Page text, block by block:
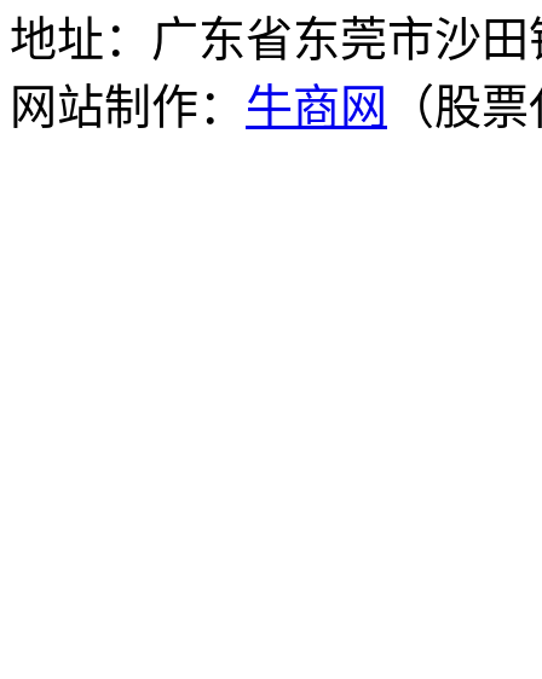
地址：广东省东莞市沙
网站制作： 牛商网 （股